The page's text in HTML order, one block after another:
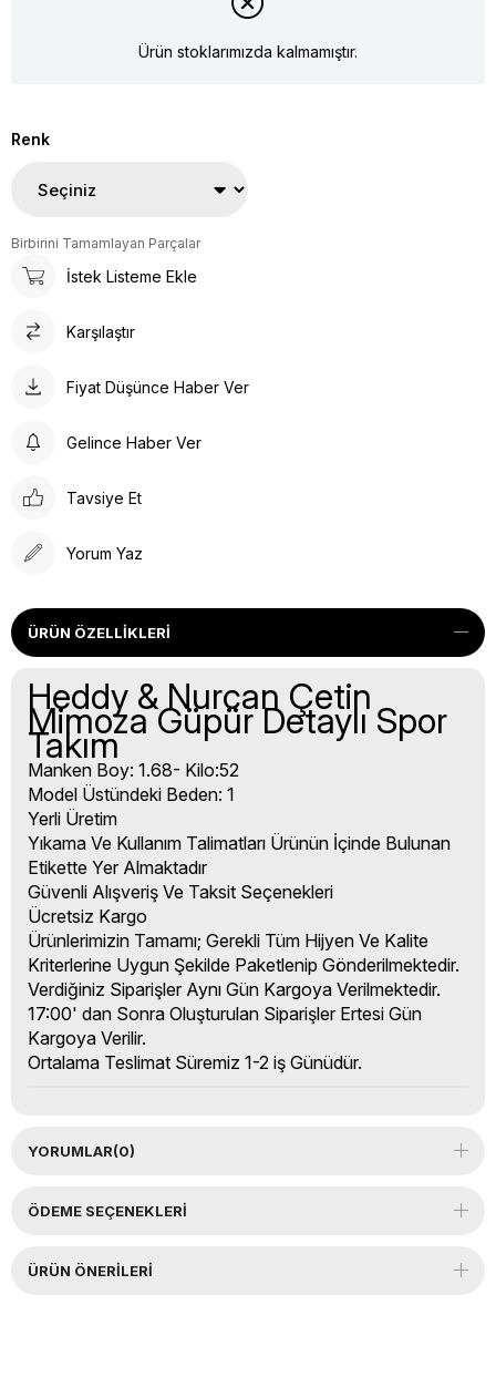
Ürün stoklarımızda kalmamıştır.
Renk
Birbirini Tamamlayan Parçalar
İstek Listeme Ekle
Karşılaştır
Fiyat Düşünce Haber Ver
Gelince Haber Ver
Tavsiye Et
Yorum Yaz
ÜRÜN ÖZELLIKLERI
Heddy & Nurcan Çetin
Mimoza Güpür Detaylı Spor
Takım
Manken Boy: 1.68- Kilo:52
Model Üstündeki Beden: 1
Yerli Üretim
Yıkama Ve Kullanım Talimatları Ürünün İçinde Bulunan
Etikette Yer Almaktadır
Güvenli Alışveriş Ve Taksit Seçenekleri
Ücretsiz Kargo
Ürünlerimizin Tamamı; Gerekli Tüm Hijyen Ve Kalite
Kriterlerine Uygun Şekilde Paketlenip Gönderilmektedir.
Verdiğiniz Siparişler Aynı Gün Kargoya Verilmektedir.
17:00' dan Sonra Oluşturulan Siparişler Ertesi Gün
Kargoya Verilir.
Ortalama Teslimat Süremiz 1-2 iş Günüdür.
YORUMLAR(0)
ÖDEME SEÇENEKLERI
ÜRÜN ÖNERILERI